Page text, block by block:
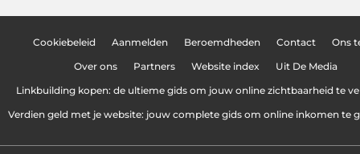
Cookiebeleid Aanmelden Beroemdheden Contact Ons
Over ons Partners Website index Uit De Media
Linkbuilding kopen: de ultieme gids om jouw online zichtbaarheid te
Verdien geld met je website: jouw complete gids om online inkomen te